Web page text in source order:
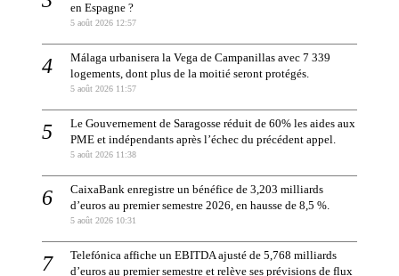
en Espagne ?
5 août 2026 12:57
Málaga urbanisera la Vega de Campanillas avec 7 339
logements, dont plus de la moitié seront protégés.
5 août 2026 11:57
Le Gouvernement de Saragosse réduit de 60% les aides aux
PME et indépendants après l’échec du précédent appel.
5 août 2026 11:38
CaixaBank enregistre un bénéfice de 3,203 milliards
d’euros au premier semestre 2026, en hausse de 8,5 %.
5 août 2026 10:31
Telefónica affiche un EBITDA ajusté de 5,768 milliards
d’euros au premier semestre et relève ses prévisions de flux